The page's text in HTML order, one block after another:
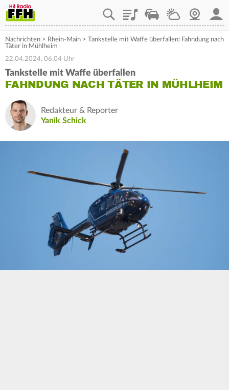
PlaylistStaupilotWetterWebcam
Nachrichten > Rhein-Main > Tankstelle mit Waffe überfallen: Fahndung nach
Täter in Mühlheim
22.04.2024, 06:04 Uhr
Tankstelle mit Waffe überfallen
FAHNDUNG NACH TÄTER IN MÜHLHEIM
Redakteur & Reporter
Yanik Schick